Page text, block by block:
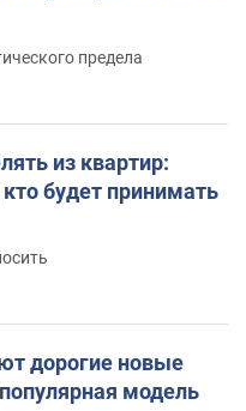
предела
из квартир:
будет принимать
дорогие новые
модель